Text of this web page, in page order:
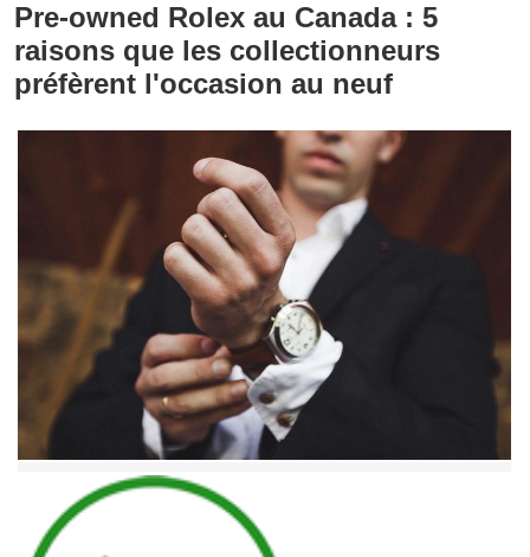
Pre-owned Rolex au Canada : 5
raisons que les collectionneurs
préfèrent l'occasion au neuf